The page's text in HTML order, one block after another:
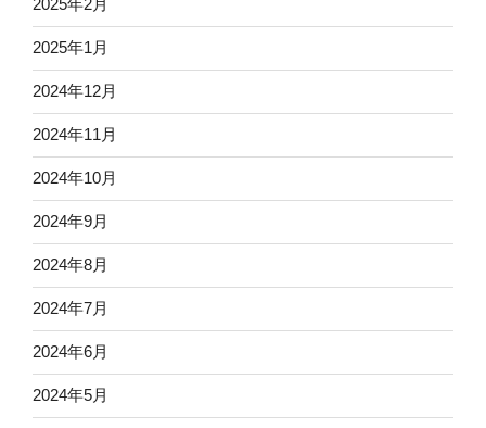
2025年2月
2025年1月
2024年12月
2024年11月
2024年10月
2024年9月
2024年8月
2024年7月
2024年6月
2024年5月